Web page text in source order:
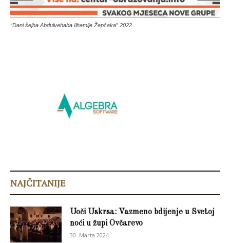
“Dani šejha Abdulvehaba Ilhamije Žepčaka” 2022
NAJČITANIJE
Uoči Uskrsa: Vazmeno bdijenje u Svetoj
noći u župi Ovčarevo
30. Marta 2024.